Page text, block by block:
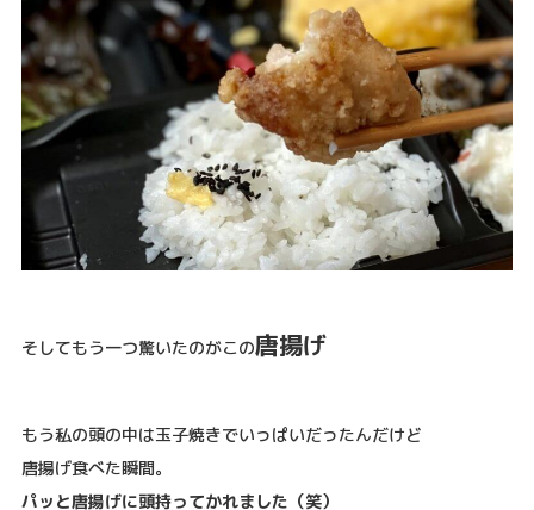
そしてもう一つ驚いたのがこの唐揚げ
もう私の頭の中は玉子焼きでいっぱいだったんだけど
唐揚げ食べた瞬間。
パッと唐揚げに頭持ってかれました（笑）